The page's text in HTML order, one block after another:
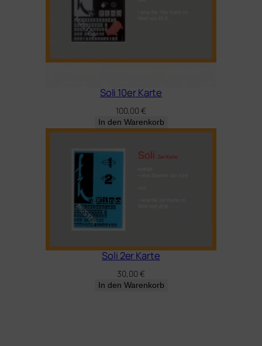
Soli 10er Karte
100,00 €
In den Warenkorb
Soli 2er Karte
30,00 €
In den Warenkorb